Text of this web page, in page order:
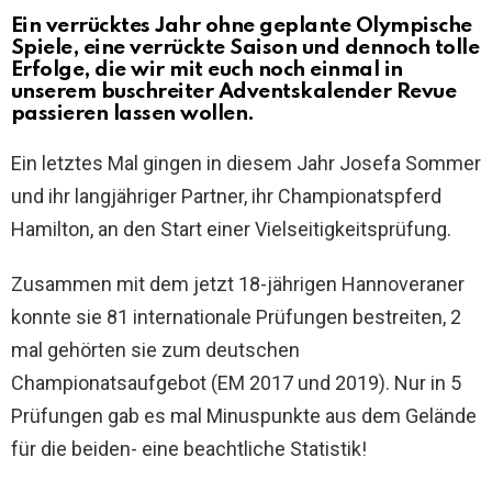
Ein verrücktes Jahr ohne geplante Olympische
Spiele, eine verrückte Saison und dennoch tolle
Erfolge, die wir mit euch noch einmal in
unserem buschreiter Adventskalender Revue
passieren lassen wollen.
Ein letztes Mal gingen in diesem Jahr Josefa Sommer
und ihr langjähriger Partner, ihr Championatspferd
Hamilton, an den Start einer Vielseitigkeitsprüfung.
Zusammen mit dem jetzt 18-jährigen Hannoveraner
konnte sie 81 internationale Prüfungen bestreiten, 2
mal gehörten sie zum deutschen
Championatsaufgebot (EM 2017 und 2019). Nur in 5
Prüfungen gab es mal Minuspunkte aus dem Gelände
für die beiden- eine beachtliche Statistik!